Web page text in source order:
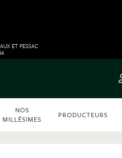
ET PESSAC
NOS
MILLÉSIMES
PRODUCTEURS